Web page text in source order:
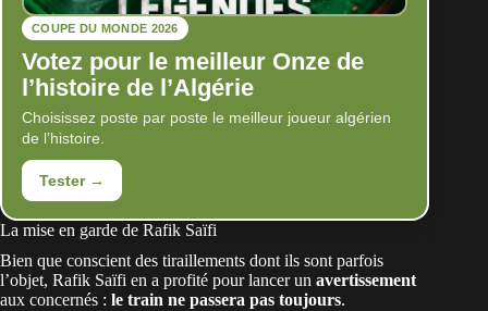
COUPE DU MONDE 2026
Votez pour le meilleur Onze de
l’histoire de l’Algérie
Choisissez poste par poste le meilleur joueur algérien
de l’histoire.
Tester →
La mise en garde de Rafik Saïfi
Bien que conscient des tiraillements dont ils sont parfois
l’objet, Rafik Saïfi en a profité pour lancer un avertissement
aux concernés : le train ne passera pas toujours.